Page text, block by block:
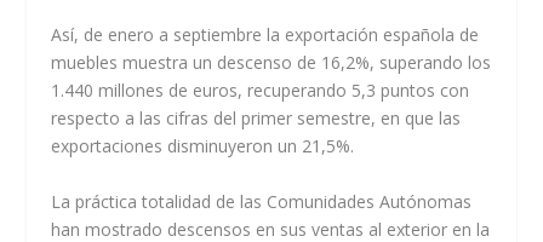
Así, de enero a septiembre la exportación española de
muebles muestra un descenso de 16,2%, superando los
1.440 millones de euros, recuperando 5,3 puntos con
respecto a las cifras del primer semestre, en que las
exportaciones disminuyeron un 21,5%.
La práctica totalidad de las Comunidades Autónomas
han mostrado descensos en sus ventas al exterior en la